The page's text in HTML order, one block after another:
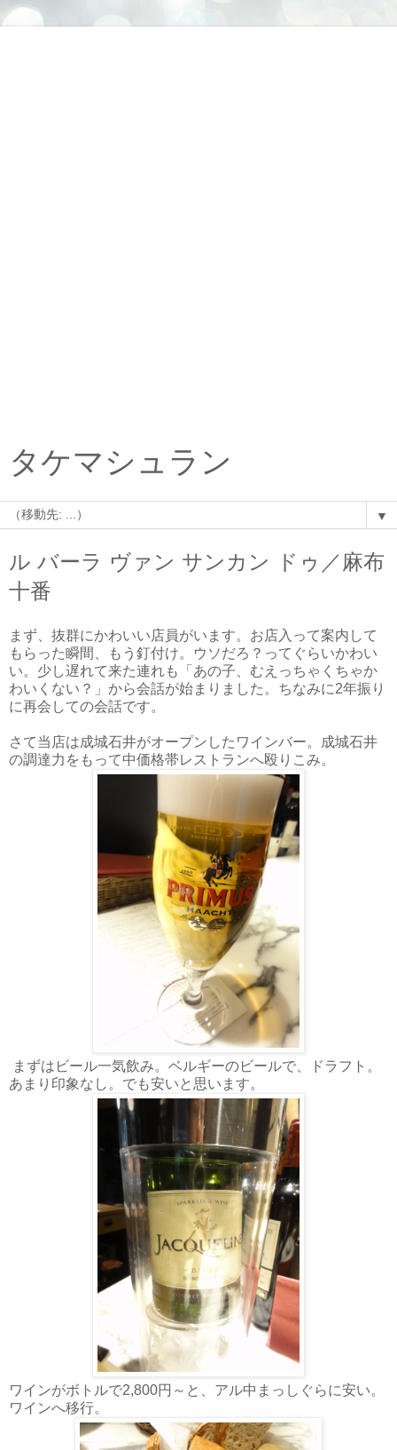
タケマシュラン
▼
ル バーラ ヴァン サンカン ドゥ／麻布
十番
まず、抜群にかわいい店員がいます。お店入って案内して
もらった瞬間、もう釘付け。ウソだろ？ってぐらいかわい
い。少し遅れて来た連れも「あの子、むえっちゃくちゃか
わいくない？」から会話が始まりました。ちなみに2年振り
に再会しての会話です。
さて当店は成城石井がオープンしたワインバー。成城石井
の調達力をもって中価格帯レストランへ殴りこみ。
まずはビール一気飲み。ベルギーのビールで、ドラフト。
あまり印象なし。でも安いと思います。
ワインがボトルで2,800円～と、アル中まっしぐらに安い。
ワインへ移行。